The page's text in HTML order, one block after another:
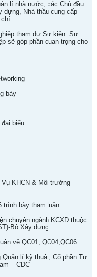
lí nhà nước, các Chủ đầu
Nhà thầu cung cấp
chí.
tham dự Sự kiện. Sự
sẽ góp phần quan trọng cho
bày
biểu
KHCN & Môi trường
trình bày tham luận
chuyên ngành KCXD thuộc
Bộ Xây dựng
về QC01, QC04,QC06
Quản lí kỹ thuật, Cổ phần Tư
– CDC